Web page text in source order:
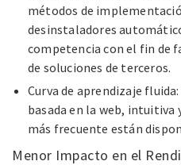
métodos de
desinstaladores
competencia con el fin de
de soluciones de terceros.
Curva de aprendizaje
basada en la web, intuitiva
más frecuente están
Menor Impacto en el